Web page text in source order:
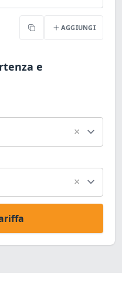
Copia AGGIUNGI
e
×
×